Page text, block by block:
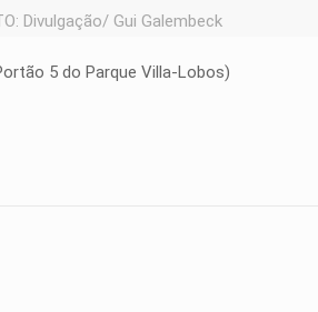
Divulgação/ Gui Galembeck
5 do Parque Villa-Lobos)